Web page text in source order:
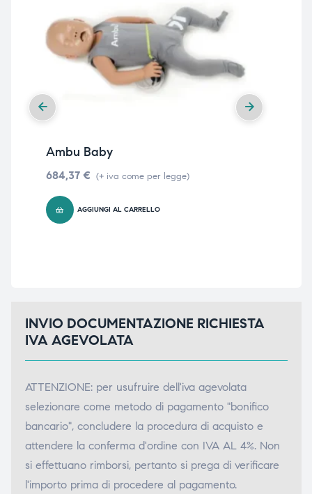
Ambu Baby
684,37 € (+ iva come per legge)
AGGIUNGI AL CARRELLO
INVIO DOCUMENTAZIONE RICHIESTA
IVA AGEVOLATA
ATTENZIONE: per usufruire dell'iva agevolata
selezionare come metodo di pagamento "bonifico
bancario", concludere la procedura di acquisto e
attendere la conferma d'ordine con IVA AL 4%. Non
si effettuano rimborsi, pertanto si prega di verificare
l'importo prima di procedere al pagamento.